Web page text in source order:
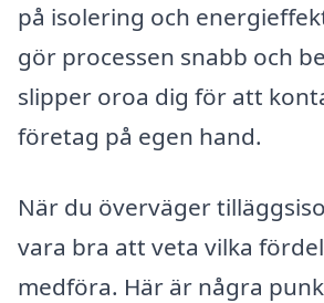
på isolering och
gör processen snabb och
slipper oroa dig för att
företag på egen hand.
När du överväger
vara bra att veta vilka
medföra. Här är några